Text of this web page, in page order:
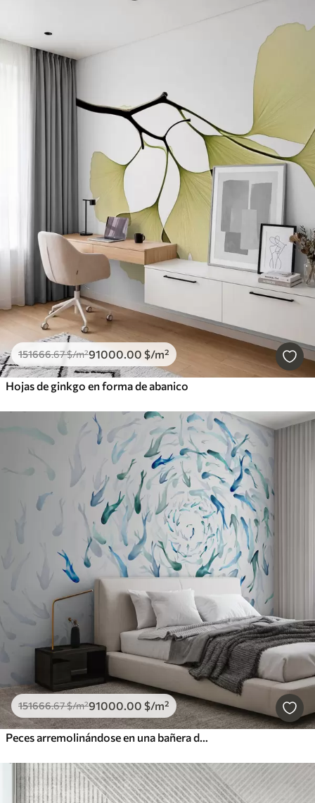
151666.67$/m²91000.00 $/m²
Hojas de ginkgo en forma de abanico
151666.67$/m²91000.00 $/m²
Peces arremolinándose en una bañera de hidromasaje, danza de peces, acuarela, tiburón, composición abstracta, minimalismo, color azul, verde